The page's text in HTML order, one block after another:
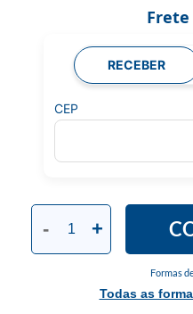
Formas
Todas as
- +
RECEBER
CEP